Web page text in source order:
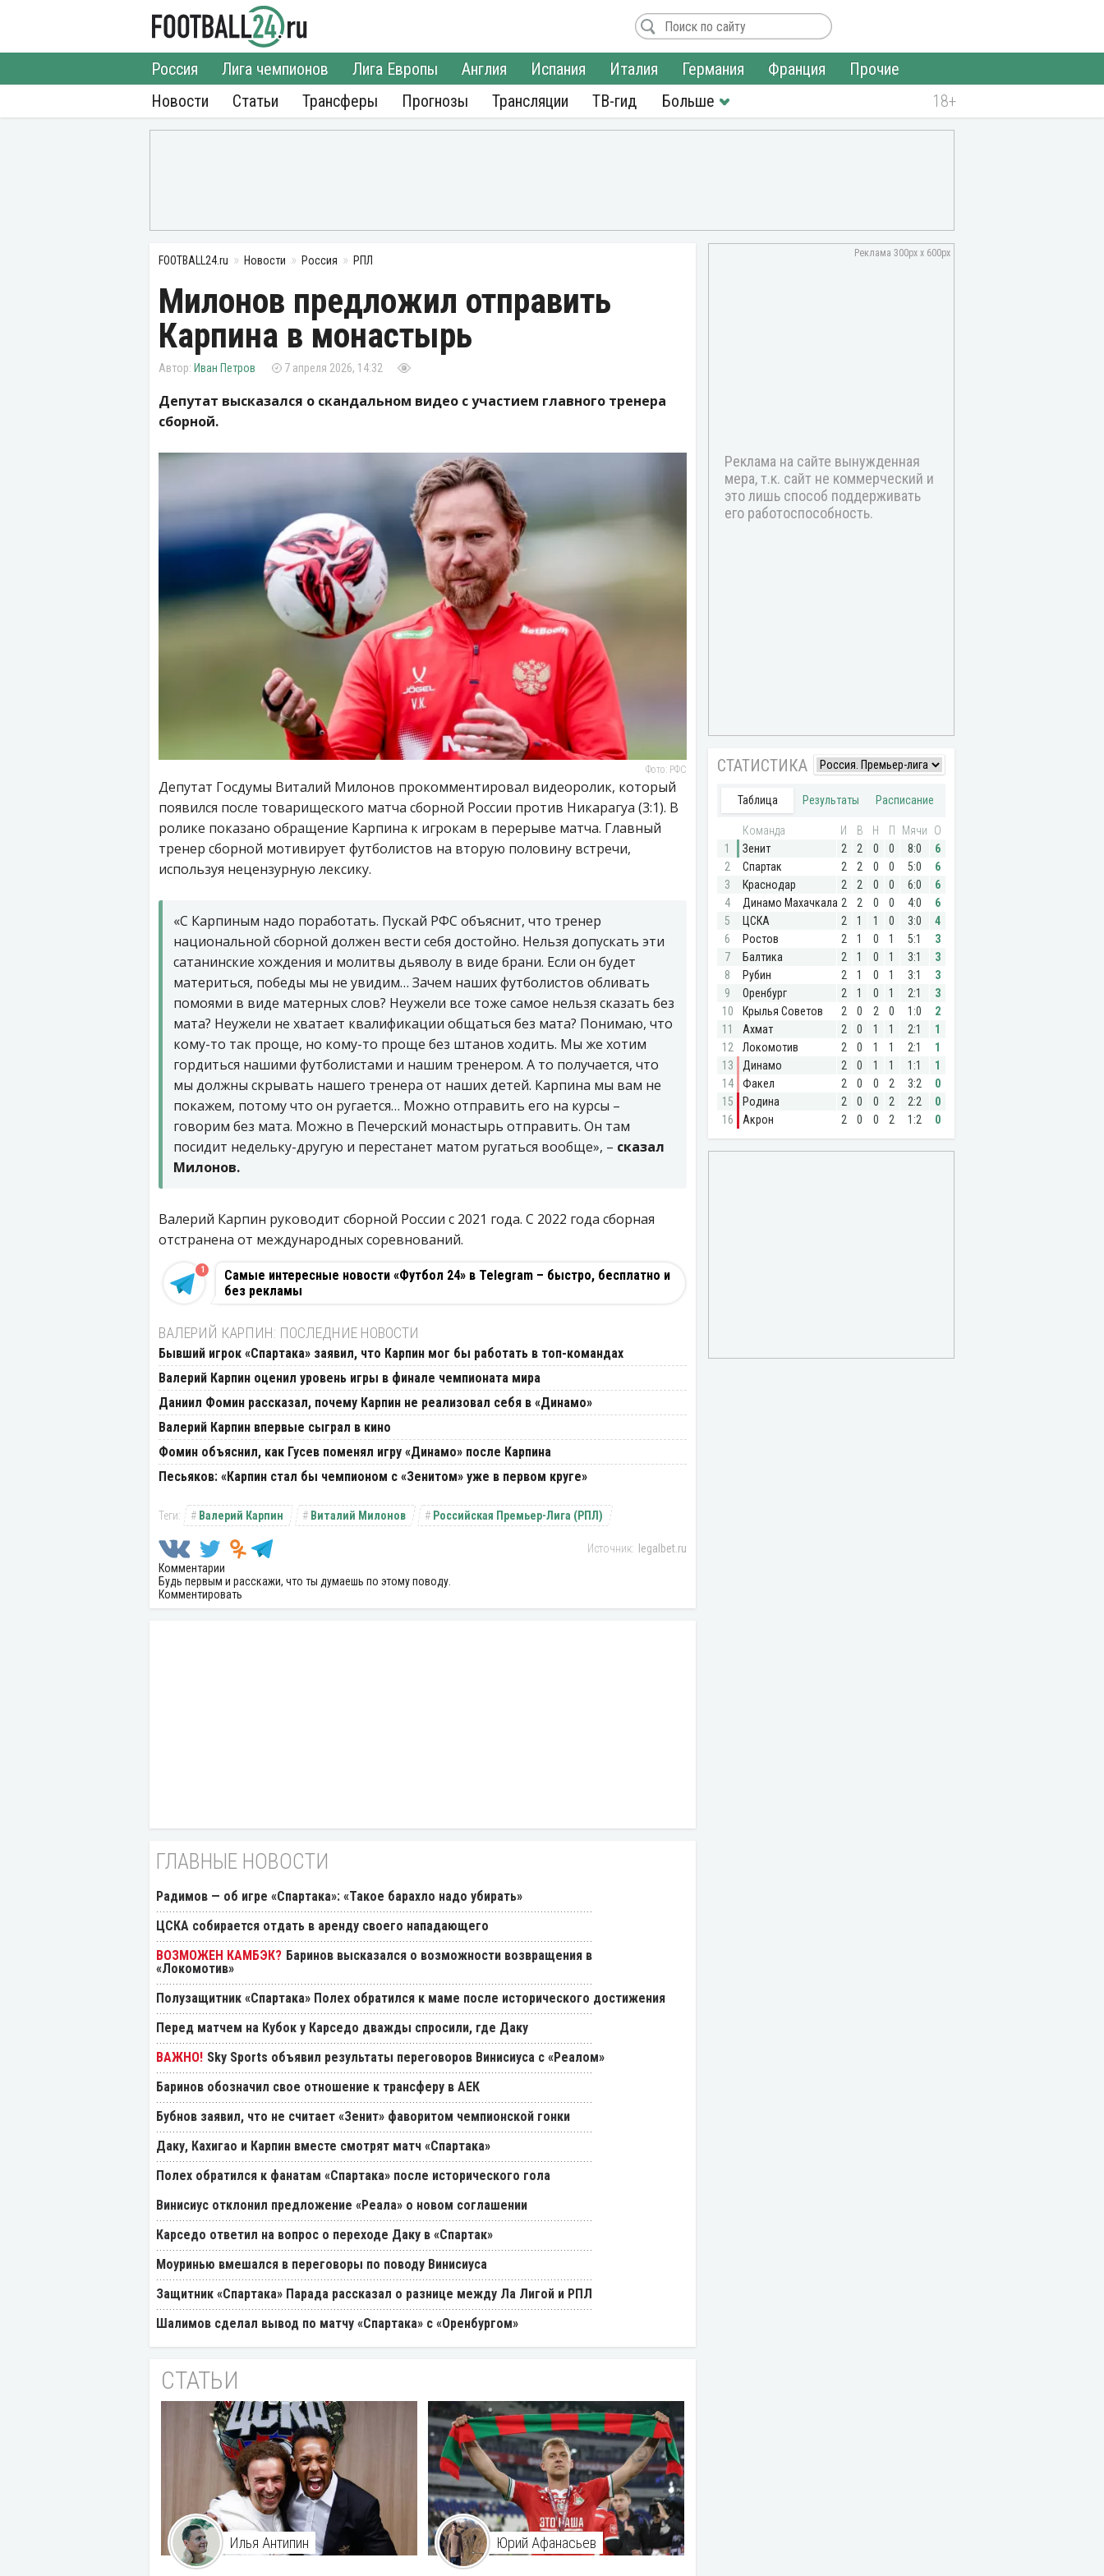
Новости
Россия Лига чемпионов Лига Европы Англия Испания Италия Германия Франция
Прочие
Статьи
Трансферы Прогнозы Трансляции ТВ-гид
FOOTBALL24.ru Новости Россия РПЛ
Милонов предложил отправить
Карпина в монастырь
Иван Петров 7 апреля 2026, 14:32
Депутат высказался о скандальном видео с участием главного тренера
сборной.
Фото: РФС
Депутат Госдумы Виталий Милонов прокомментировал видеоролик, который
появился после товарищеского матча сборной России против Никарагуа (3:1). В
ролике показано обращение Карпина к игрокам в перерыве матча. Главный
тренер сборной мотивирует футболистов на вторую половину встречи,
используя нецензурную лексику.
«С Карпиным надо поработать. Пускай РФС объяснит, что тренер
национальной сборной должен вести себя достойно. Нельзя допускать эти
сатанинские хождения и молитвы дьяволу в виде брани. Если он будет
материться, победы мы не увидим… Зачем наших футболистов обливать
помоями в виде матерных слов? Неужели все тоже самое нельзя сказать без
мата? Неужели не хватает квалификации общаться без мата? Понимаю, что
кому-то так проще, но кому-то проще без штанов ходить. Мы же хотим
гордиться нашими футболистами и нашим тренером. А то получается, что
мы должны скрывать нашего тренера от наших детей. Карпина мы вам не
покажем, потому что он ругается… Можно отправить его на курсы –
говорим без мата. Можно в Печерский монастырь отправить. Он там
посидит недельку-другую и перестанет матом ругаться вообще», – сказал
Милонов.
Валерий Карпин руководит сборной России с 2021 года. С 2022 года сборная
отстранена от международных соревнований.
Самые интересные новости «Футбол 24» в Telegram – быстро, бесплатно и
без рекламы
1
ВАЛЕРИЙ КАРПИН: ПОСЛЕДНИЕ НОВОСТИ
Бывший игрок «Спартака» заявил, что Карпин мог бы работать в топ-командах
Валерий Карпин оценил уровень игры в финале чемпионата мира
Даниил Фомин рассказал, почему Карпин не реализовал себя в «Динамо»
Валерий Карпин впервые сыграл в кино
Фомин объяснил, как Гусев поменял игру «Динамо» после Карпина
Песьяков: «Карпин стал бы чемпионом с «Зенитом» уже в первом круге»
Валерий Карпин Виталий Милонов Российская Премьер-Лига (РПЛ)
legalbet.ru
Комментарии
Будь первым и расскажи, что ты думаешь по этому поводу.
Комментировать
ГЛАВНЫЕ НОВОСТИ
Радимов — об игре «Спартака»: «Такое барахло надо убирать»
ЦСКА собирается отдать в аренду своего нападающего
Баринов высказался о возможности возвращения в
«Локомотив»
Полузащитник «Спартака» Полех обратился к маме после исторического достижения
Перед матчем на Кубок у Карседо дважды спросили, где Даку
Sky Sports объявил результаты переговоров Винисиуса с «Реалом»
Баринов обозначил свое отношение к трансферу в АЕК
Бубнов заявил, что не считает «Зенит» фаворитом чемпионской гонки
Даку, Кахигао и Карпин вместе смотрят матч «Спартака»
Полех обратился к фанатам «Спартака» после исторического гола
Винисиус отклонил предложение «Реала» о новом соглашении
Карседо ответил на вопрос о переходе Даку в «Спартак»
Моуринью вмешался в переговоры по поводу Винисиуса
Защитник «Спартака» Парада рассказал о разнице между Ла Лигой и РПЛ
Шалимов сделал вывод по матчу «Спартака» с «Оренбургом»
СТАТЬИ
Илья Антипин Юрий Афанасьев